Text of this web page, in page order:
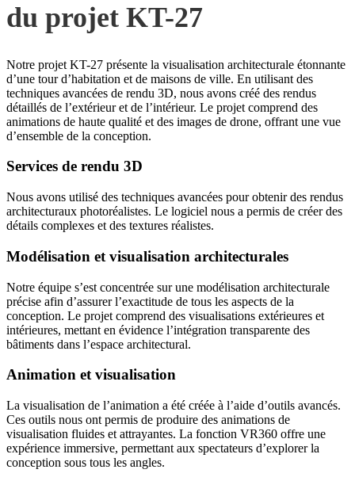
du projet KT-27
Notre projet KT-27 présente la visualisation architecturale étonnante
d’une tour d’habitation et de maisons de ville. En utilisant des
techniques avancées de rendu 3D, nous avons créé des rendus
détaillés de l’extérieur et de l’intérieur. Le projet comprend des
animations de haute qualité et des images de drone, offrant une vue
d’ensemble de la conception.
Services de rendu 3D
Nous avons utilisé des techniques avancées pour obtenir des rendus
architecturaux photoréalistes. Le logiciel nous a permis de créer des
détails complexes et des textures réalistes.
Modélisation et visualisation architecturales
Notre équipe s’est concentrée sur une modélisation architecturale
précise afin d’assurer l’exactitude de tous les aspects de la
conception. Le projet comprend des visualisations extérieures et
intérieures, mettant en évidence l’intégration transparente des
bâtiments dans l’espace architectural.
Animation et visualisation
La visualisation de l’animation a été créée à l’aide d’outils avancés.
Ces outils nous ont permis de produire des animations de
visualisation fluides et attrayantes. La fonction VR360 offre une
expérience immersive, permettant aux spectateurs d’explorer la
conception sous tous les angles.